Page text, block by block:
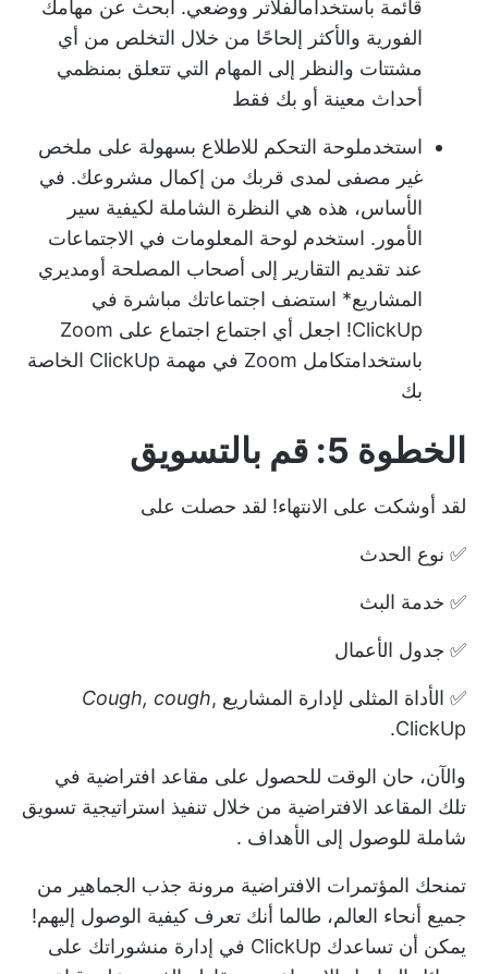
قائمة باستخدامالفلاتر ووضعي. ابحث عن مهامك
الفورية والأكثر إلحاحًا من خلال التخلص من أي
مشتتات والنظر إلى المهام التي تتعلق بمنظمي
أحداث معينة أو بك فقط
استخدملوحة التحكم للاطلاع بسهولة على ملخص
غير مصفى لمدى قربك من إكمال مشروعك. في
الأساس، هذه هي النظرة الشاملة لكيفية سير
الأمور. استخدم لوحة المعلومات في الاجتماعات
عند تقديم التقارير إلى أصحاب المصلحة أومديري
المشاريع* استضف اجتماعاتك مباشرة في
ClickUp! اجعل أي اجتماع اجتماع على Zoom
باستخدامتكامل Zoom
في مهمة ClickUp الخاصة
بك
الخطوة 5: قم بالتسويق
لقد أوشكت على الانتهاء! لقد حصلت على
✅ نوع الحدث
✅ خدمة البث
✅ جدول الأعمال
✅ الأداة المثلى لإدارة المشاريع Cough, cough,
ClickUp.
والآن، حان الوقت للحصول على مقاعد افتراضية في
تلك المقاعد الافتراضية من خلال تنفيذ استراتيجية تسويق
شاملة للوصول إلى الأهداف .
تمنحك المؤتمرات الافتراضية مرونة جذب الجماهير من
جميع أنحاء العالم، طالما أنك تعرف كيفية الوصول إليهم!
يمكن أن تساعدك ClickUp في إدارة منشوراتك على